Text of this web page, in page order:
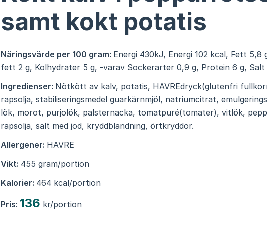
samt kokt potatis
Näringsvärde per 100 gram: Energi 430kJ, Energi 102 kcal, Fett
fett 2 g, Kolhydrater 5 g, -varav Sockerarter 0,9 g, Protein 6 g, Salt
Ingredienser: Nötkött av kalv, potatis, HAVREdryck(glutenfri
rapsolja, stabiliseringsmedel guarkärnmjöl, natriumcitrat,
lök, morot, purjolök, palsternacka, tomatpuré(tomater), vitlök,
rapsolja, salt med jod, kryddblandning, örtkryddor.
Allergener: HAVRE
Vikt: 455 gram/portion
Kalorier: 464 kcal/portion
Pris: 136 kr/portion